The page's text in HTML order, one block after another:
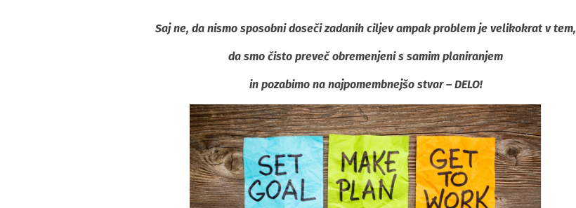
Saj ne, da nismo sposobni doseči zadanih ciljev ampak problem je velikokrat v tem,
da smo čisto preveč obremenjeni s samim planiranjem
in pozabimo na najpomembnejšo stvar – DELO!